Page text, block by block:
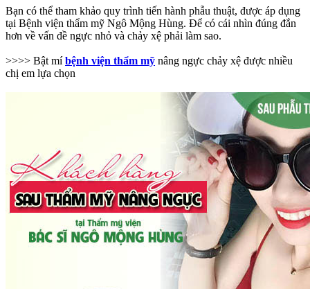
Bạn có thể tham khảo quy trình tiến hành phẫu thuật, được áp dụng
tại Bệnh viện thẩm mỹ Ngô Mộng Hùng. Để có cái nhìn đúng đắn
hơn về vấn đề ngực nhỏ và chảy xệ phải làm sao.
>>>> Bật míbệnh viện thẩm mỹ nâng ngực chảy xệ được nhiều
chị em lựa chọn